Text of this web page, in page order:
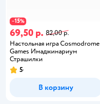
−15%
69,50 р. 82,00 р.
Настольная игра Cosmodrome
Games Имаджинариум
Страшилки
5
В корзину